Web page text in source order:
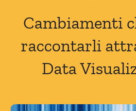
Cambiamenti
raccontarli
Data